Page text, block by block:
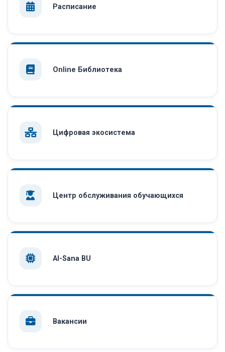
Расписание
Online Библиотека
Цифровая экосистема
Центр обслуживания обучающихся
AI-Sana BU
Вакансии